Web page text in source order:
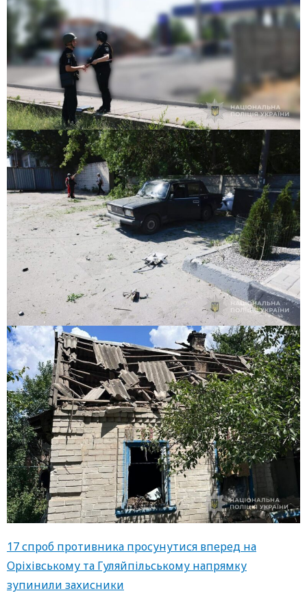
17 спроб противника просунутися вперед на
Оріхівському та Гуляйпільському напрямку
зупинили захисники